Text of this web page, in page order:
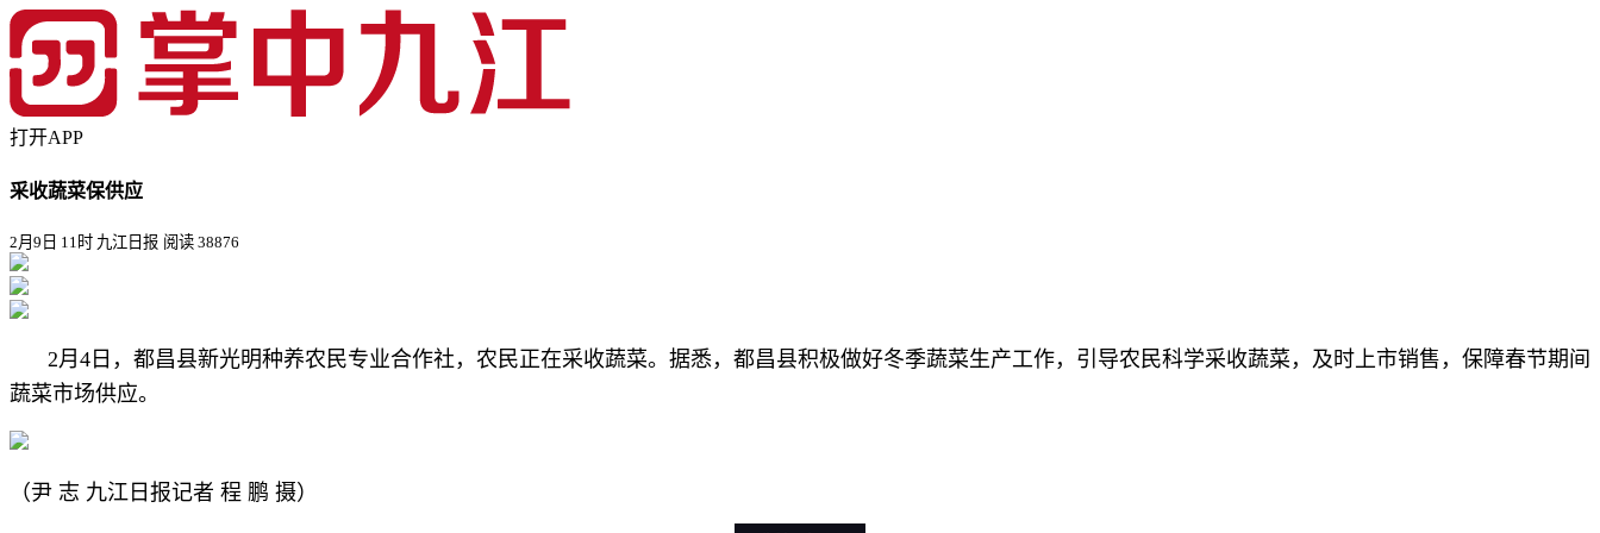
打开APP
采收蔬菜保供应
2月9日 11时 九江日报 阅读 38876
2月4日，都昌县新光明种养农民专业合作社，农民正在采收蔬菜。据悉，都昌县积极做好冬季蔬菜生产工作，引导农民科学采收蔬菜，及时上市销售，保障春节期间
蔬菜市场供应。
（尹 志 九江日报记者 程 鹏 摄）